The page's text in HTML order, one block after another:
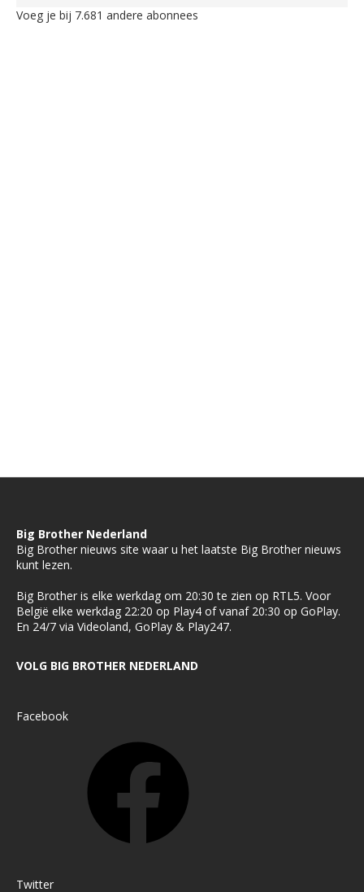
Voeg je bij 7.681 andere abonnees
Big Brother Nederland
Big Brother nieuws site waar u het laatste Big Brother nieuws
kunt lezen.
Big Brother is elke werkdag om 20:30 te zien op RTL5. Voor
België elke werkdag 22:20 op Play4 of vanaf 20:30 op GoPlay.
En 24/7 via Videoland, GoPlay & Play247.
VOLG BIG BROTHER NEDERLAND
Facebook
Twitter